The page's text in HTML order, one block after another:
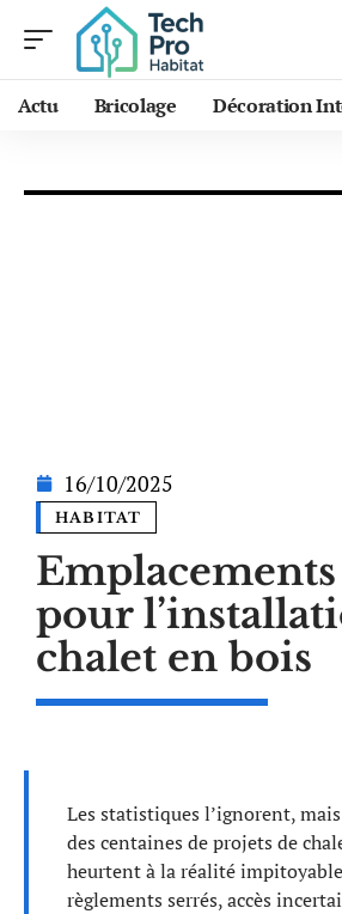
Actu Bricolage Décoration
16/10/2025
HABITAT
pour
chalet en bois
Les statistiques l’ignorent,
des centaines de projets de
heurtent à la réalité
règlements serrés, accès